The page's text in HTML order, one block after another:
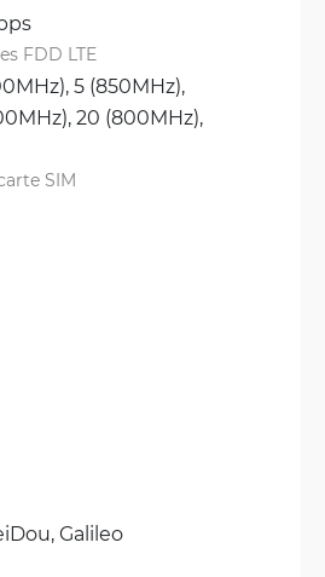
FDD LTE
5 (850MHz),
20 (800MHz),
SIM
Galileo